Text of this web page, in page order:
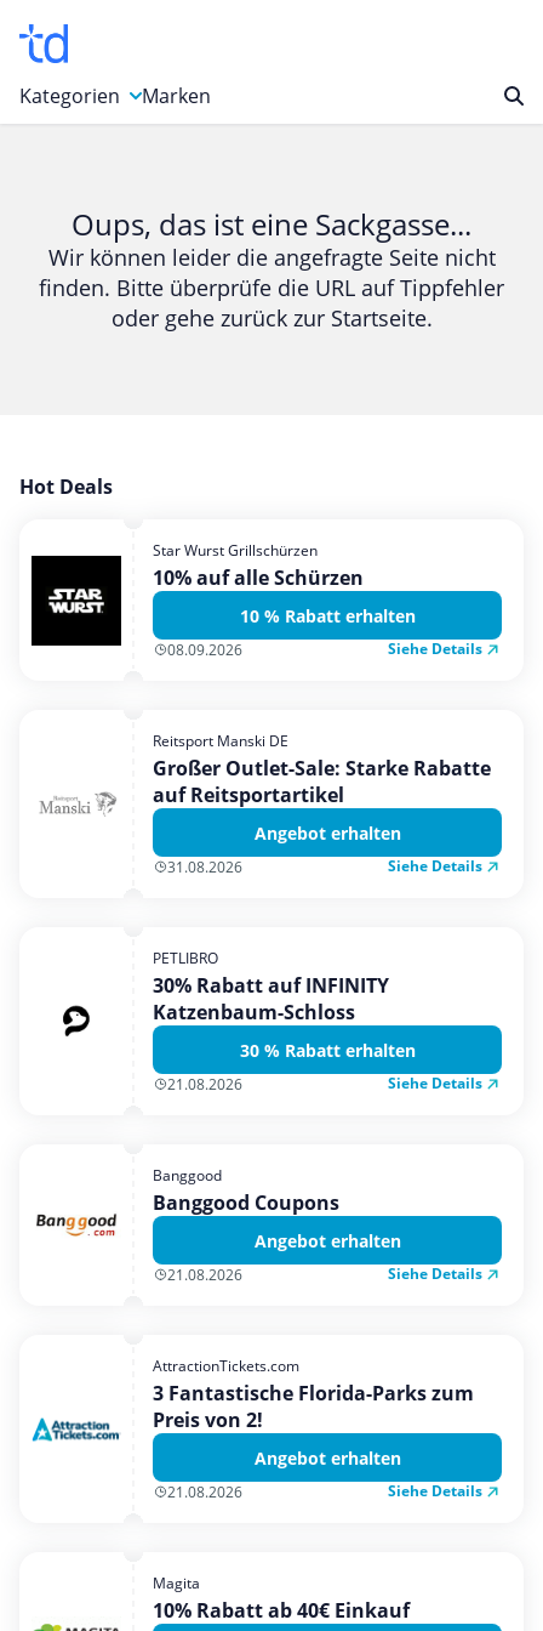
Kategorien
Bücher & Magazine
Computer & Elektronik
Entertainment & Media
Garten, Haushalt & Tiere
Mobilfunk & Internet
Mode & Accessoires
Shopping
Urlaub & Reise
Marken
Oups, das ist eine Sackgasse...
Wir können leider die angefragte Seite nicht
finden. Bitte überprüfe die URL auf Tippfehler
oder gehe zurück zur Startseite.
Hot Deals
Star Wurst Grillschürzen
10% auf alle Schürzen
10 % Rabatt erhalten
08.09.2026 Siehe Details
Reitsport Manski DE
Großer Outlet-Sale: Starke Rabatte
auf Reitsportartikel
Angebot erhalten
31.08.2026 Siehe Details
PETLIBRO
30% Rabatt auf INFINITY
Katzenbaum-Schloss
30 % Rabatt erhalten
21.08.2026 Siehe Details
Banggood
Banggood Coupons
Angebot erhalten
21.08.2026 Siehe Details
AttractionTickets.com
3 Fantastische Florida-Parks zum
Preis von 2!
Angebot erhalten
21.08.2026 Siehe Details
Magita
10% Rabatt ab 40€ Einkauf